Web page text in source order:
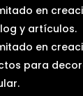
en
y artículos.
en
para